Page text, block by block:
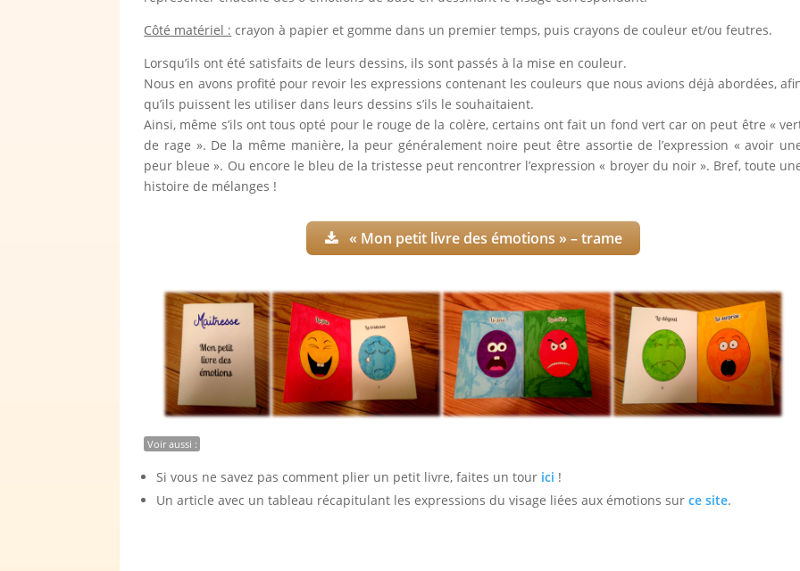
Côté matériel : crayon à papier et gomme dans un premier temps, puis crayons de couleur et/ou feutres.
Lorsqu’ils ont été satisfaits de leurs dessins, ils sont passés à la mise en couleur.
Nous en avons profité pour revoir les expressions contenant les couleurs que nous avions déjà abordées,
qu’ils puissent les utiliser dans leurs dessins s’ils le souhaitaient.
Ainsi, même s’ils ont tous opté pour le rouge de la colère, certains ont fait un fond vert car on peut être «
de rage ». De la même manière, la peur généralement noire peut être assortie de l’expression « avoir
peur bleue ». Ou encore le bleu de la tristesse peut rencontrer l’expression « broyer du noir ». Bref, toute
histoire de mélanges !
« Mon petit livre des émotions » – trame
Voir aussi :
Si vous ne savez pas comment plier un petit livre, faites un tour ici !
Un article avec un tableau récapitulant les expressions du visage liées aux émotions surce site.